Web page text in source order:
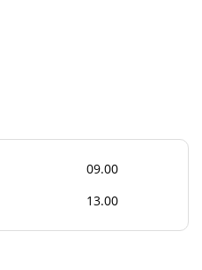
作为礼物送给您的朋友或您自
09.00
13.00